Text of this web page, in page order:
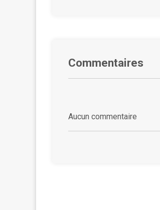
Commentaires
Aucun commentaire